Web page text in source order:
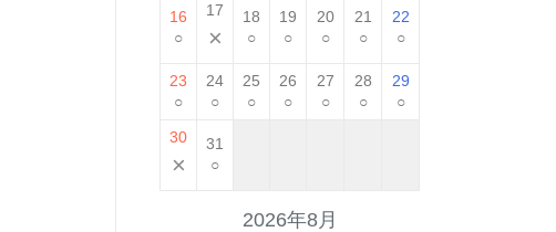
2026年8月
16
○
17
×
18
○
19
○
20
○
21
○
22
○
23
○
24
○
25
○
26
○
27
○
28
○
29
○
30
×
31
○